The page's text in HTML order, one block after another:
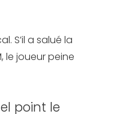
S’il a salué la
le joueur peine
point le